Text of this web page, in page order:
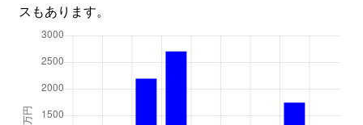
スもあります。